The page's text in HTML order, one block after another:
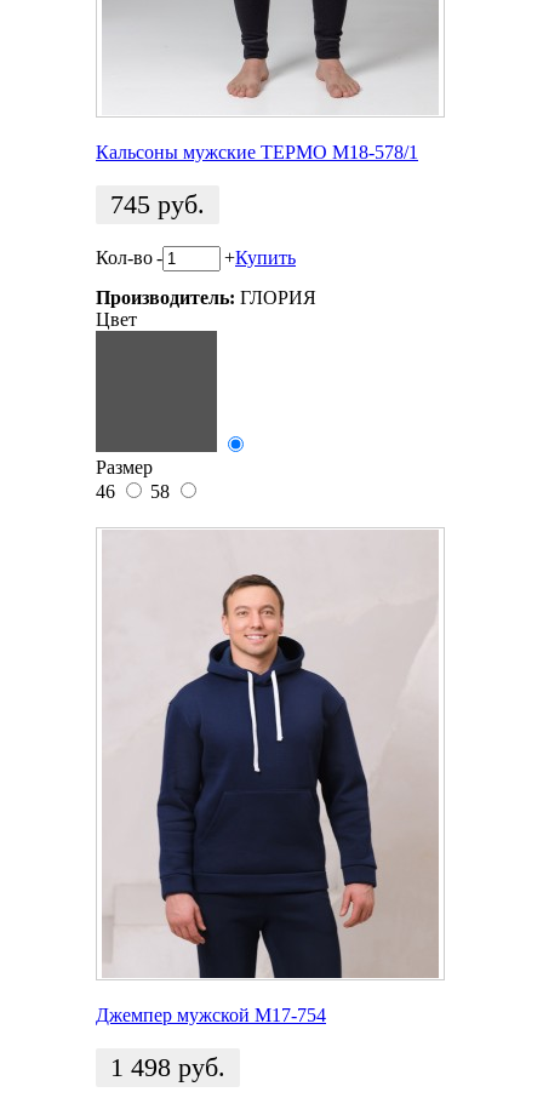
Кальсоны мужские ТЕРМО M18-578/1
745 руб.
Кол-во- +Купить
Производитель: ГЛОРИЯ
Цвет
Размер
46
58
Джемпер мужской M17-754
1 498 руб.